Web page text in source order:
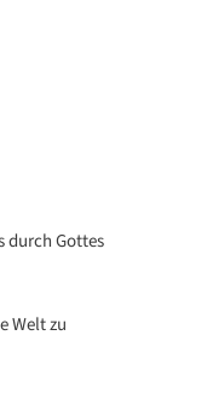
durch Gottes
Welt zu